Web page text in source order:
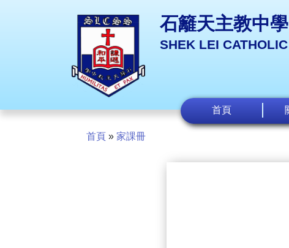
石籬天主教中學
SHEK LEI
首頁
首頁 » 家課冊